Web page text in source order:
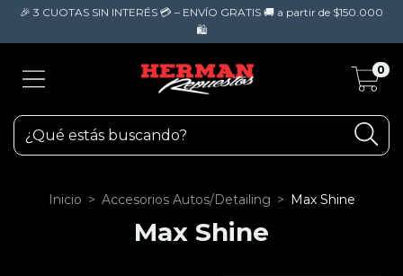
🎉 3 CUOTAS SIN INTERÉS 💳 – ENVÍO GRATIS 🚚 a partir de $150.000
🛍️
0
Inicio > Accesorios Autos/Detailing > Max Shine
Max Shine